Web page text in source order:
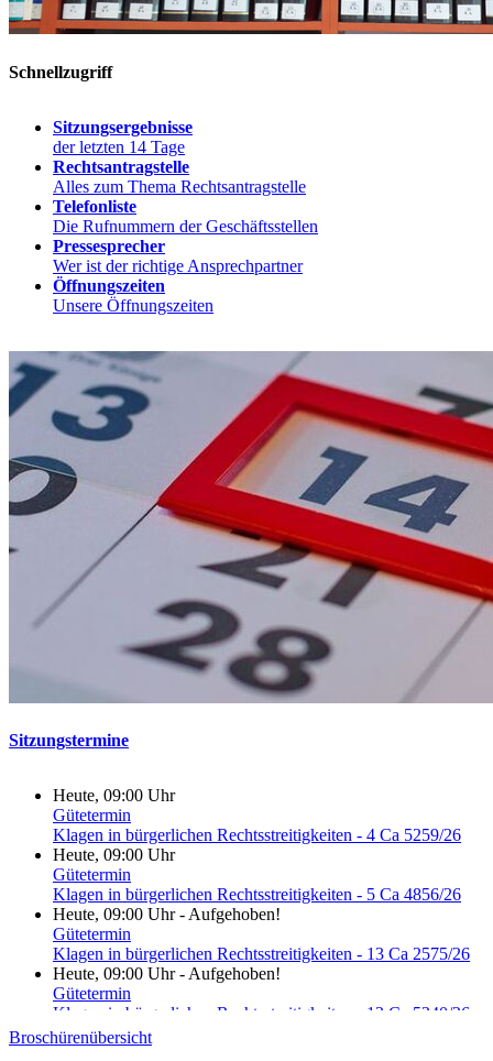
Schnellzugriff
Sitzungsergebnisse
der letzten 14 Tage
Rechtsantragstelle
Alles zum Thema Rechtsantragstelle
Telefonliste
Die Rufnummern der Geschäftsstellen
Pressesprecher
Wer ist der richtige Ansprechpartner
Öffnungszeiten
Unsere Öffnungszeiten
Sitzungstermine
Heute, 09:00 Uhr
Gütetermin
Klagen in bürgerlichen Rechtsstreitigkeiten - 4 Ca 5259/26
Heute, 09:00 Uhr
Gütetermin
Klagen in bürgerlichen Rechtsstreitigkeiten - 5 Ca 4856/26
Heute, 09:00 Uhr- Aufgehoben!
Gütetermin
Klagen in bürgerlichen Rechtsstreitigkeiten - 13 Ca 2575/26
Heute, 09:00 Uhr- Aufgehoben!
Gütetermin
Klagen in bürgerlichen Rechtsstreitigkeiten - 13 Ca 5340/26
Heute, 09:00 Uhr
Broschürenübersicht